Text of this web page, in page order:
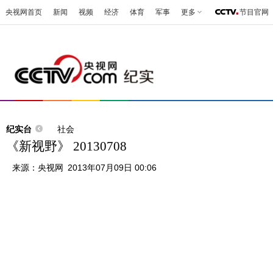
央视网首页 新闻 视频 经济 体育 军事 更多 节目官网
纪实台 社会
《新视野》 20130708
来源： 央视网 2013年07月09日 00:06